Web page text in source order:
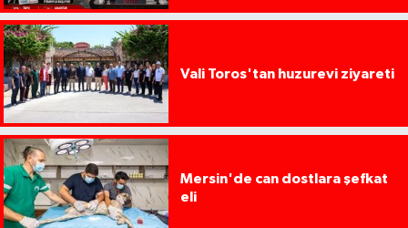
Vali Toros'tan huzurevi ziyareti
Mersin'de can dostlara şefkat
eli